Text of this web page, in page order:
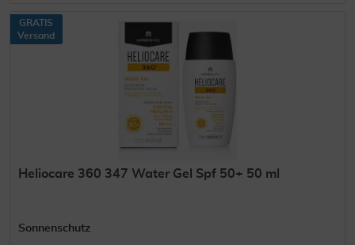
GRATIS
Versand
Heliocare 360 347 Water Gel Spf 50+ 50 ml
Sonnenschutz